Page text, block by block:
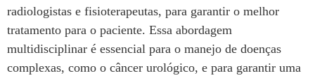
radiologistas e fisioterapeutas, para garantir o melhor
tratamento para o paciente. Essa abordagem
multidisciplinar é essencial para o manejo de doenças
complexas, como o câncer urológico, e para garantir uma